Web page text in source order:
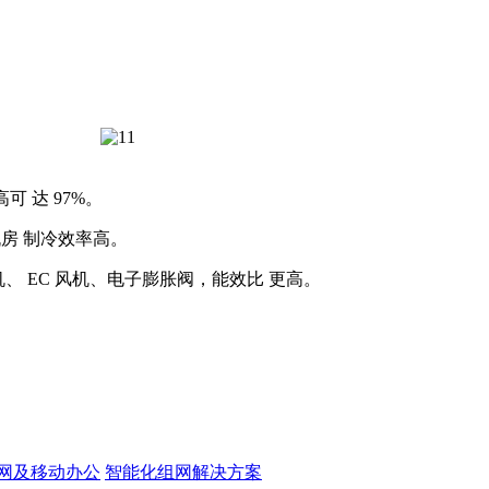
达 97%。
制冷效率高。
EC 风机、电子膨胀阀，能效比 更高。
及移动办公 智能化组网解决方案